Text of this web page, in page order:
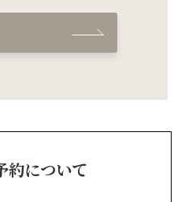
約について